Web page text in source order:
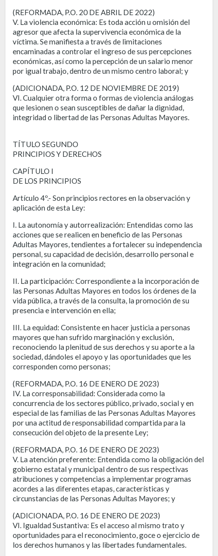
(REFORMADA, P.O. 20 DE ABRIL DE 2022)
V. La violencia económica: Es toda acción u omisión del
agresor que afecta la supervivencia económica de la
víctima. Se manifiesta a través de limitaciones
encaminadas a controlar el ingreso de sus percepciones
económicas, así como la percepción de un salario menor
por igual trabajo, dentro de un mismo centro laboral; y
(ADICIONADA, P.O. 12 DE NOVIEMBRE DE 2019)
VI. Cualquier otra forma o formas de violencia análogas
que lesionen o sean susceptibles de dañar la dignidad,
integridad o libertad de las Personas Adultas Mayores.
TÍTULO SEGUNDO
PRINCIPIOS Y DERECHOS
CAPÍTULO I
DE LOS PRINCIPIOS
Artículo 4º.- Son principios rectores en la observación y
aplicación de esta Ley:
I. La autonomía y autorrealización: Entendidas como las
acciones que se realicen en beneficio de las Personas
Adultas Mayores, tendientes a fortalecer su independencia
personal, su capacidad de decisión, desarrollo personal e
integración en la comunidad;
II. La participación: Correspondiente a la incorporación de
las Personas Adultas Mayores en todos los órdenes de la
vida pública, a través de la consulta, la promoción de su
presencia e intervención en ella;
III. La equidad: Consistente en hacer justicia a personas
mayores que han sufrido marginación y exclusión,
reconociendo la plenitud de sus derechos y su aporte a la
sociedad, dándoles el apoyo y las oportunidades que les
corresponden como personas;
(REFORMADA, P.O. 16 DE ENERO DE 2023)
IV. La corresponsabilidad: Considerada como la
concurrencia de los sectores público, privado, social y en
especial de las familias de las Personas Adultas Mayores
por una actitud de responsabilidad compartida para la
consecución del objeto de la presente Ley;
(REFORMADA, P.O. 16 DE ENERO DE 2023)
V. La atención preferente: Entendida como la obligación del
gobierno estatal y municipal dentro de sus respectivas
atribuciones y competencias a implementar programas
acordes a las diferentes etapas, características y
circunstancias de las Personas Adultas Mayores; y
(ADICIONADA, P.O. 16 DE ENERO DE 2023)
VI. Igualdad Sustantiva: Es el acceso al mismo trato y
oportunidades para el reconocimiento, goce o ejercicio de
los derechos humanos y las libertades fundamentales.